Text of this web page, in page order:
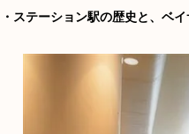
ステーション駅の歴史と、ベ